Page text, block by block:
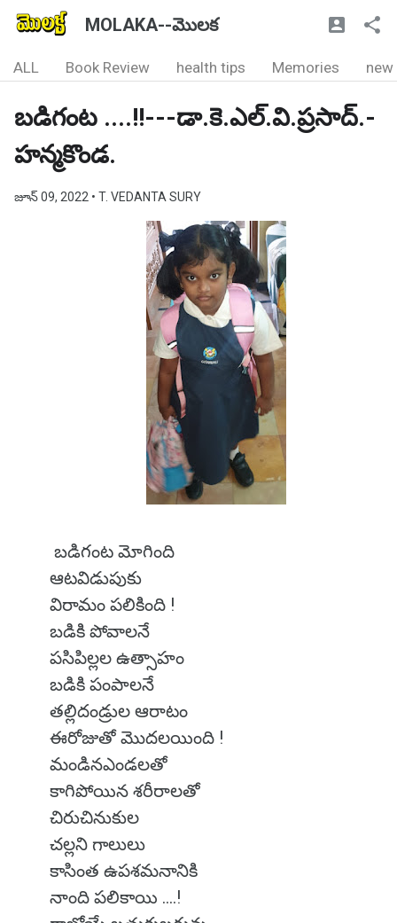
MOLAKA--మొలక
ALL Book Review health tips Memories new
బడిగంట ....!!---డా.కె.ఎల్.వి.ప్రసాద్.-
హన్మకొండ.
జూన్ 09, 2022 • T. VEDANTA SURY
బడిగంట మోగింది
ఆటవిడుపుకు
విరామం పలికింది !
బడికి పోవాలనే
పసిపిల్లల ఉత్సాహం
బడికి పంపాలనే
తల్లిదండ్రుల ఆరాటం
ఈరోజుతో మొదలయింది !
మండినఎండలతో
కాగిపోయిన శరీరాలతో
చిరుచినుకుల
చల్లని గాలులు
కాసింత ఉపశమనానికి
నాంది పలికాయి ....!